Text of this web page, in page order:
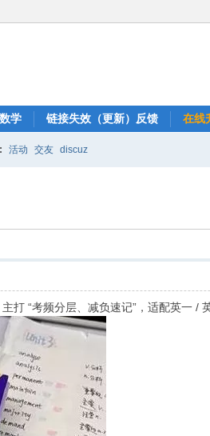
学 链接失效（更新）反馈 在线
活动 交友 discuz
打 “考频分层、减负速记”，适配英一 /